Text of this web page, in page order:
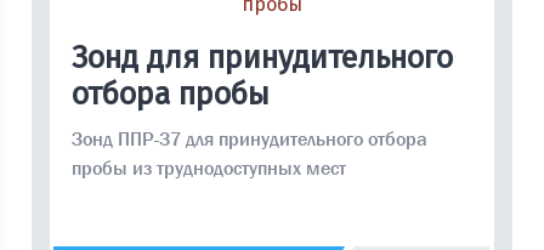
Зонд для принудительного
отбора пробы
Зонд ППР-37 для принудительного отбора
пробы из труднодоступных мест